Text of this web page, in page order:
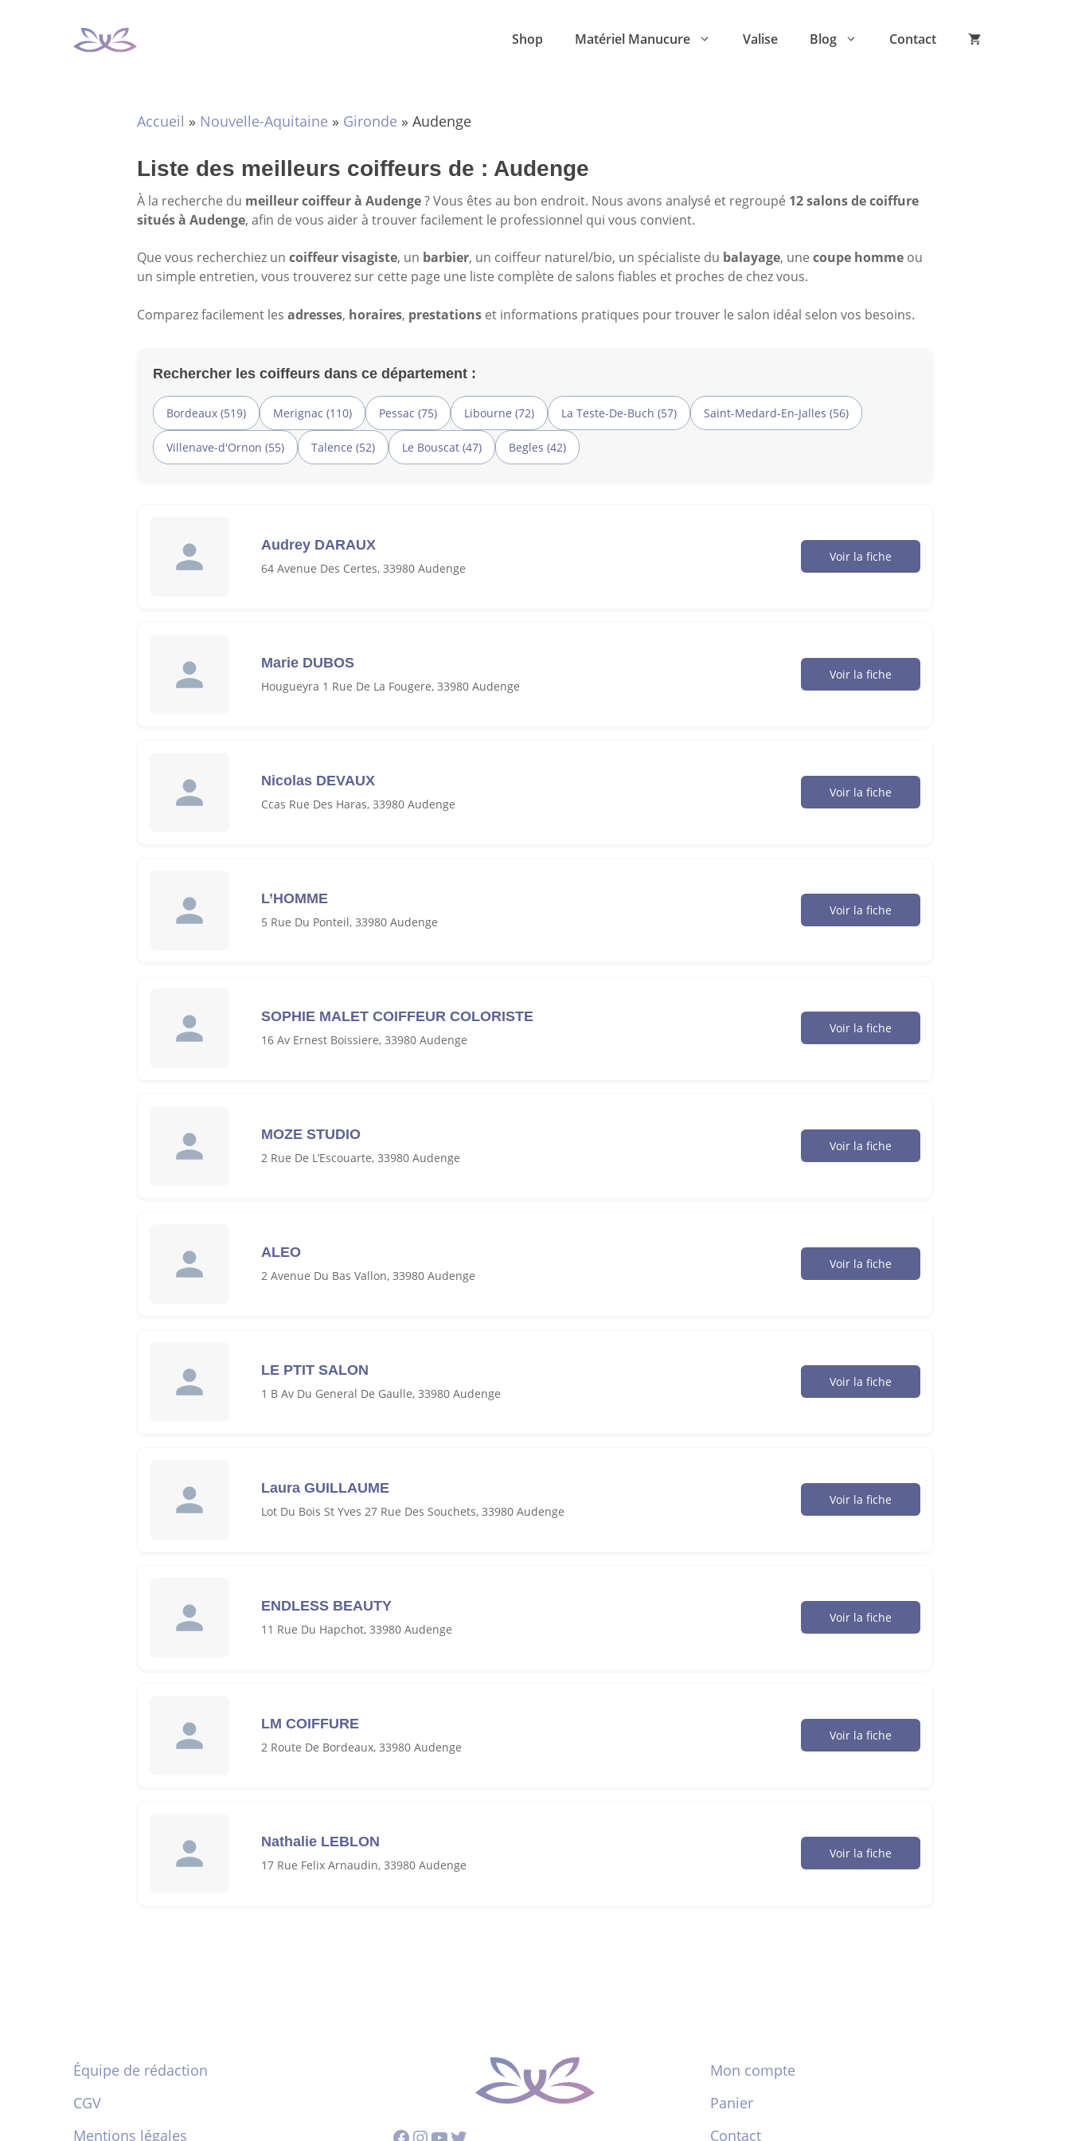
Shop Matériel Manucure Valise Blog Contact
Accueil » Nouvelle-Aquitaine » Gironde » Audenge
Liste des meilleurs coiffeurs de : Audenge
À la recherche du meilleur coiffeur à Audenge? Vous êtes au bon endroit. Nous avons analysé et regroupé 12 salons de coiffure
situés à Audenge, afin de vous aider à trouver facilement le professionnel qui vous convient.
Que vous recherchiez un coiffeur visagiste, un barbier, un coiffeur naturel/bio, un spécialiste du balayage, une coupe homme ou
un simple entretien, vous trouverez sur cette page une liste complète de salons fiables et proches de chez vous.
Comparez facilement les adresses, horaires, prestations et informations pratiques pour trouver le salon idéal selon vos besoins.
Rechercher les coiffeurs dans ce département :
Bordeaux (519) Merignac (110) Pessac (75) Libourne (72) La Teste-De-Buch (57) Saint-Medard-En-Jalles (56)
Villenave-d'Ornon (55) Talence (52) Le Bouscat (47) Begles (42)
Audrey DARAUX
64 Avenue Des Certes, 33980 Audenge
Voir la fiche
Marie DUBOS
Hougueyra 1 Rue De La Fougere, 33980 Audenge
Voir la fiche
Nicolas DEVAUX
Ccas Rue Des Haras, 33980 Audenge
Voir la fiche
L’HOMME
5 Rue Du Ponteil, 33980 Audenge
Voir la fiche
SOPHIE MALET COIFFEUR COLORISTE
16 Av Ernest Boissiere, 33980 Audenge
Voir la fiche
MOZE STUDIO
2 Rue De L’Escouarte, 33980 Audenge
Voir la fiche
ALEO
2 Avenue Du Bas Vallon, 33980 Audenge
Voir la fiche
LE PTIT SALON
1 B Av Du General De Gaulle, 33980 Audenge
Voir la fiche
Laura GUILLAUME
Lot Du Bois St Yves 27 Rue Des Souchets, 33980 Audenge
Voir la fiche
ENDLESS BEAUTY
11 Rue Du Hapchot, 33980 Audenge
Voir la fiche
LM COIFFURE
2 Route De Bordeaux, 33980 Audenge
Voir la fiche
Nathalie LEBLON
17 Rue Felix Arnaudin, 33980 Audenge
Voir la fiche
Équipe de rédaction
CGV
Mentions légales
Mon compte
Panier
Contact